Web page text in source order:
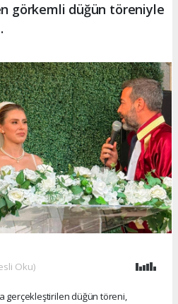
görkemli düğün töreniyle
Oku)
gerçekleştirilen düğün töreni,